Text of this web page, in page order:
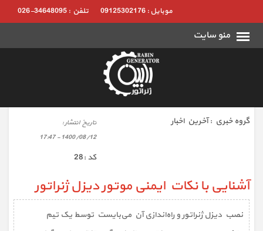
تلفن : 34648095-026 موبایل : 09125302176
گروه خبري :آخرین اخبار
تاريخ انتشار :
1400/08/12 - 17:47
كد :28
آشنایی با نکات ایمنی موتور دیزل ژنراتور
نصب دیزل ژنراتور و راه‌اندازی آن می‌بایست توسط یک تیم